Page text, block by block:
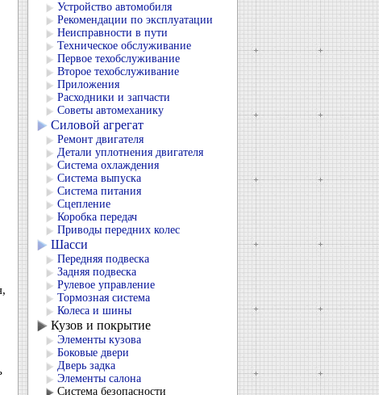
Устройство автомобиля
Рекомендации по эксплуатации
Неисправности в пути
Техническое обслуживание
Первое техобслуживание
Второе техобслуживание
Приложения
Расходники и запчасти
Советы автомеханику
Силовой агрегат
Ремонт двигателя
Детали уплотнения двигателя
Система охлаждения
Система выпуска
Система питания
Сцепление
Коробка передач
Приводы передних колес
Шасси
Передняя подвеска
Задняя подвеска
Рулевое управление
Тормозная система
Колеса и шины
Кузов и покрытие
Элементы кузова
Боковые двери
Дверь задка
Элементы салона
Система безопасности